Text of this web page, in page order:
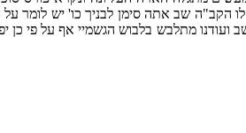
שב אתה סימן לבניך כו' יש לומר על
ועודנו מתלבש בלבוש הגשמיי אף על פי